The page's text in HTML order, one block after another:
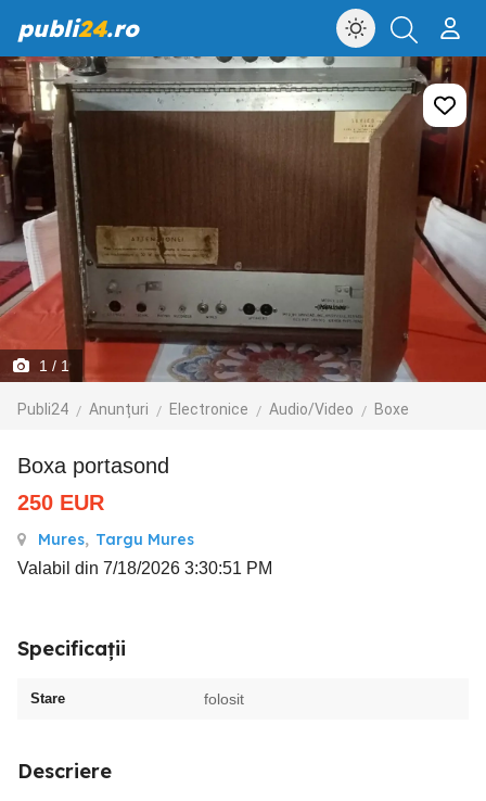
publi24.ro
1 / 1
Publi24 Anunțuri Electronice Audio/Video Boxe
Boxa portasond
250 EUR
Mures, Targu Mures
Valabil din 7/18/2026 3:30:51 PM
Specificații
Stare folosit
Descriere